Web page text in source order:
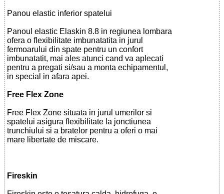
Panou elastic inferior spatelui
Panoul elastic Elaskin 8.8 in regiunea lombara
ofera o flexibilitate imbunatatita in jurul
fermoarului din spate pentru un confort
imbunatatit, mai ales atunci cand va aplecati
pentru a pregati si/sau a monta echipamentul,
in special in afara apei.
Free Flex Zone
Free Flex Zone situata in jurul umerilor si
spatelui asigura flexibilitate la jonctiunea
trunchiului si a bratelor pentru a oferi o mai
mare libertate de miscare.
Fireskin